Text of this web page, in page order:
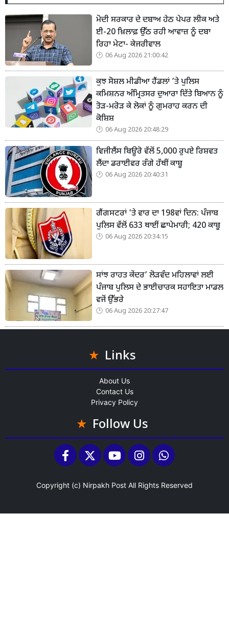
ਮੋਦੀ ਸਰਕਾਰ ਦੇ ਦਬਾਅ ਹੇਠ ਪੇਪਰ ਲੀਕ ਅਤੇ
ਈ-20 ਖ਼ਿਲਾਫ਼ ਉੱਠ ਰਹੀ ਆਵਾਜ਼ ਨੂੰ ਦਬਾ
ਰਿਹਾ ਮੇਟਾ- ਕੇਜਰੀਵਾਲ
06 Aug 2026 21:00:42
ਕੁਝ ਸੋਸ਼ਲ ਮੀਡੀਆ ਹੈਂਡਲਾਂ ’ਤੇ ਪੁਲਿਸ
ਕਮਿਸ਼ਨਰ ਅੰਮ੍ਰਿਤਸਰ ਦੁਆਰਾ ਦਿੱਤੇ ਬਿਆਨ ਨੂੰ
ਤੋੜ-ਮਰੋੜ ਕੇ ਲੋਕਾਂ ਨੂੰ ਗੁਮਰਾਹ ਕਰਨ ਦੀ
ਕੋਸ਼ਿਸ਼
06 Aug 2026 20:48:29
ਵਿਜੀਲੈਂਸ ਬਿਊਰੋ ਵੱਲੋਂ 5,000 ਰੁਪਏ ਰਿਸ਼ਵਤ
ਲੈਂਦਾ ਡਰਾਈਵਰ ਰੰਗੇ ਹੱਥੀਂ ਕਾਬੂ
06 Aug 2026 20:40:31
ਗੈਂਗਸਟਰਾਂ 'ਤੇ ਵਾਰ ਦਾ 198ਵਾਂ ਦਿਨ: ਪੰਜਾਬ
ਪੁਲਿਸ ਵੱਲੋਂ 633 ਥਾਈਂ ਛਾਪੇਮਾਰੀ; 420 ਕਾਬੂ
06 Aug 2026 20:34:15
ਸਾਂਝ ਰਾਹਤ ਕੇਂਦਰ’ ਲੋੜਵੰਦ ਮਹਿਲਾਵਾਂ ਲਈ
ਪੰਜਾਬ ਪੁਲਿਸ ਦੇ ਭਾਈਚਾਰਕ ਸਹਾਇਤਾ ਮਾਡਲ
ਵਜੋਂ ਉੱਭਰੇ
06 Aug 2026 20:27:47
Links
About Us
Contact Us
Privacy Policy
Follow Us
Copyright (c) Nirpakh Post All Rights Reserved